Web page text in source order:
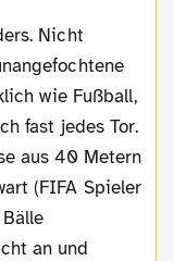
wie Fußball,
fast jedes Tor.
aus 40 Metern
(FIFA Spieler
an und